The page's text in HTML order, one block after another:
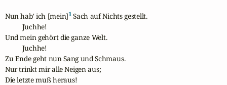
Nun hab' ich [mein]1 Sach auf Nichts gestellt.
          Juchhe!
Und mein gehört die ganze Welt.
          Juchhe!
Zu Ende geht nun Sang und Schmaus.
Nur trinkt mir alle Neigen aus;
Die letzte muß heraus!